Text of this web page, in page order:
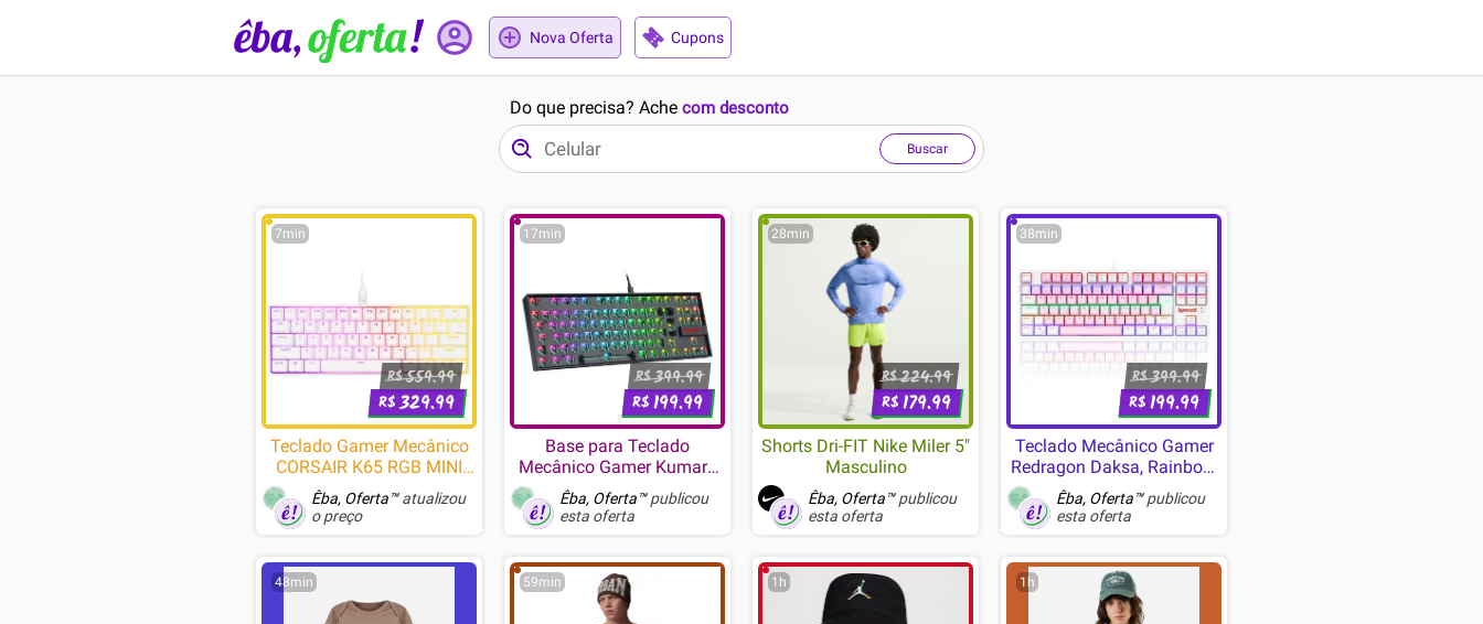
Nova Oferta Cupons
Do que precisa? Ache com desconto
Buscar
7min
R$559.99
R$329.99
Teclado Gamer Mecânico
CORSAIR K65 RGB MINI
8000hz, LED RGB, 60%,
Teclas CHERRY MX SPEED,
USB 3.0, Branco - CH-
Êba, Oferta™atualizou
o preço
17min
R$399.99
R$199.99
Base para Teclado
Mecânico Gamer Kumara
Barebone Edition, RGB,
USB, ABNT2, Preto - RD-
Êba, Oferta™publicou
esta oferta
28min
R$224.99
R$179.99
Shorts Dri-FIT Nike Miler 5"
Masculino
Êba, Oferta™publicou
esta oferta
38min
R$399.99
R$199.99
Teclado Mecânico Gamer
Redragon Daksa, Rainbow,
Switch Blue, ABNT2, Rosa e
Branco - K576PW-R (PT-
Êba, Oferta™publicou
esta oferta
48min 59min 1h 1h